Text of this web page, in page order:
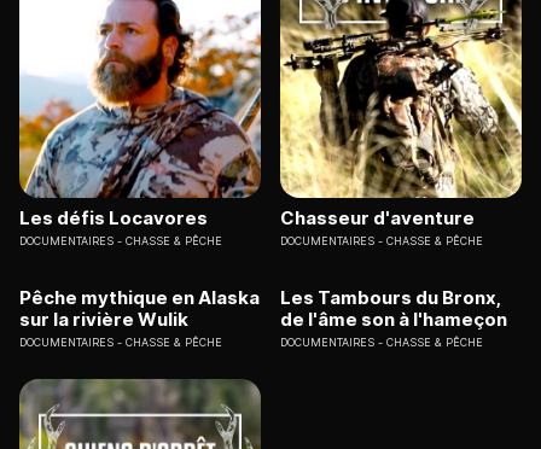
Les défis Locavores
DOCUMENTAIRES CHASSE & PÊCHE
Chasseur d'aventure
DOCUMENTAIRES CHASSE & PÊCHE
Pêche mythique en Alaska
sur la rivière Wulik
DOCUMENTAIRES CHASSE & PÊCHE
Les Tambours du Bronx,
de l'âme son à l'hameçon
DOCUMENTAIRES CHASSE & PÊCHE